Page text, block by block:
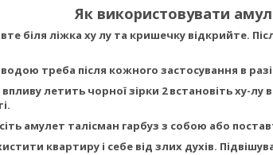
Як використовувати
біля ліжка ху лу та кришечку відкрийте.
треба після кожного застосування в
летить чорної зірки 2 встановіть ху-
амулет талісман гарбуз з собою або
квартиру і себе від злих духів.